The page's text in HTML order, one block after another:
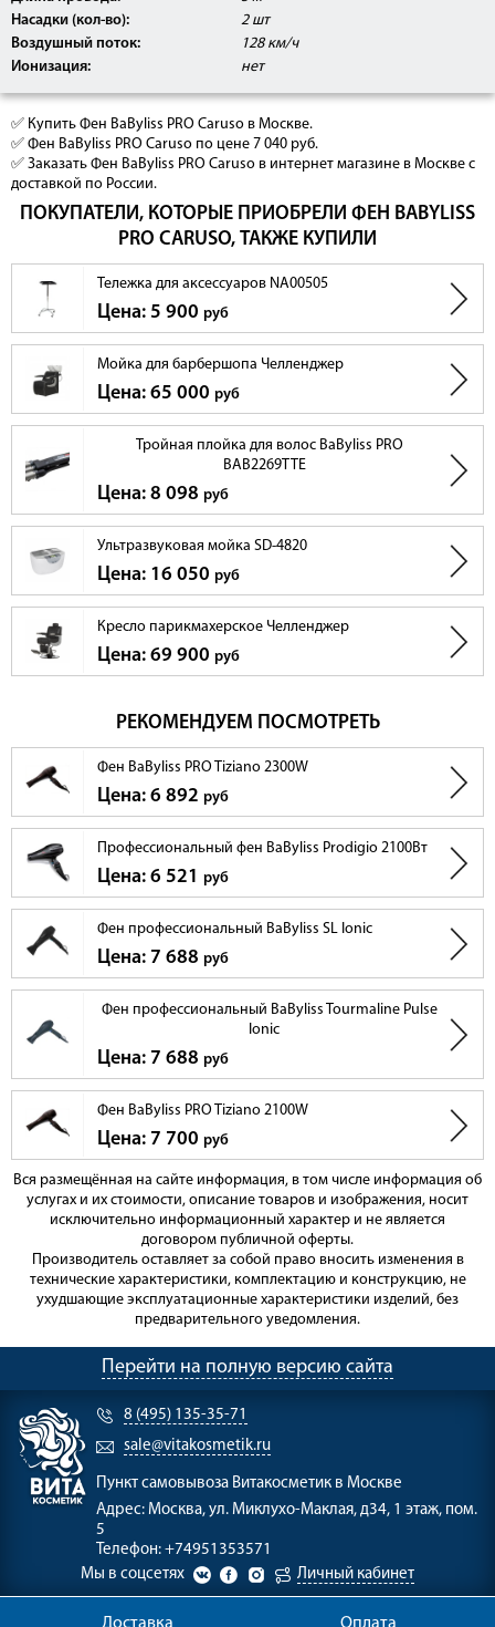
Насадки (кол-во):
2 шт
Воздушный поток:
128 км/ч
Ионизация:
нет
✅ Купить Фен BaByliss PRO Caruso в Москве.
✅ Фен BaByliss PRO Caruso по цене 7 040 руб.
✅ Заказать Фен BaByliss PRO Caruso в интернет магазине в Москве с
доставкой по России.
ПОКУПАТЕЛИ, КОТОРЫЕ ПРИОБРЕЛИ ФЕН BABYLISS
PRO CARUSO, ТАКЖЕ КУПИЛИ
Тележка для аксессуаров NA00505
Цена: 5 900 руб
Мойка для барбершопа Челленджер
Цена: 65 000 руб
Тройная плойка для волос BaByliss PRO
BAB2269TTE
Цена: 8 098 руб
Ультразвуковая мойка SD-4820
Цена: 16 050 руб
Кресло парикмахерское Челленджер
Цена: 69 900 руб
РЕКОМЕНДУЕМ ПОСМОТРЕТЬ
Фен BaByliss PRO Tiziano 2300W
Цена: 6 892 руб
Профессиональный фен BaByliss Prodigio 2100Вт
Цена: 6 521 руб
Фен профессиональный BaByliss SL Ionic
Цена: 7 688 руб
Фен профессиональный BaByliss Tourmaline Pulse
Ionic
Цена: 7 688 руб
Фен BaByliss PRO Tiziano 2100W
Цена: 7 700 руб
Вся размещённая на сайте информация, в том числе информация об
услугах и их стоимости, описание товаров и изображения, носит
исключительно информационный характер и не является
договором публичной оферты.
Производитель оставляет за собой право вносить изменения в
технические характеристики, комплектацию и конструкцию, не
ухудшающие эксплуатационные характеристики изделий, без
предварительного уведомления.
Перейти на полную версию сайта
8 (495) 135-35-71
sale@vitakosmetik.ru
Пункт самовывоза Витакосметик в Москве
Адрес: Москва, ул. Миклухо-Маклая, д34, 1 этаж, пом.
5
Телефон: +74951353571
Мы в соцсетях
Личный кабинет